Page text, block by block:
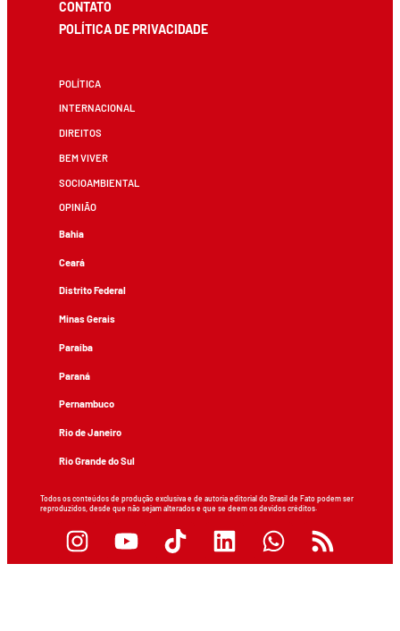
CONTATO
POLÍTICA DE PRIVACIDADE
POLÍTICA
INTERNACIONAL
DIREITOS
BEM VIVER
SOCIOAMBIENTAL
OPINIÃO
Bahia
Ceará
Distrito Federal
Minas Gerais
Paraíba
Paraná
Pernambuco
Rio de Janeiro
Rio Grande do Sul
Todos os conteúdos de produção exclusiva e de autoria editorial do Brasil de Fato podem ser
reproduzidos, desde que não sejam alterados e que se deem os devidos créditos.